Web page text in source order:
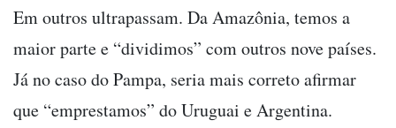
Em outros ultrapassam. Da Amazônia, temos a
maior parte e “dividimos” com outros nove países.
Já no caso do Pampa, seria mais correto afirmar
que “emprestamos” do Uruguai e Argentina.